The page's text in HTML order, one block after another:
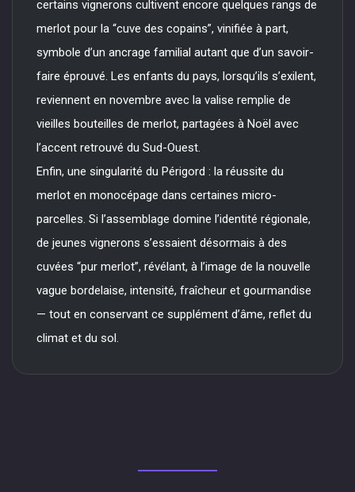
certains vignerons cultivent encore quelques rangs de
merlot pour la “cuve des copains”, vinifiée à part,
symbole d’un ancrage familial autant que d’un savoir-
faire éprouvé. Les enfants du pays, lorsqu’ils s’exilent,
reviennent en novembre avec la valise remplie de
vieilles bouteilles de merlot, partagées à Noël avec
l’accent retrouvé du Sud-Ouest.
Enfin, une singularité du Périgord : la réussite du
merlot en monocépage dans certaines micro-
parcelles. Si l’assemblage domine l’identité régionale,
de jeunes vignerons s’essaient désormais à des
cuvées “pur merlot”, révélant, à l’image de la nouvelle
vague bordelaise, intensité, fraîcheur et gourmandise
— tout en conservant ce supplément d’âme, reflet du
climat et du sol.